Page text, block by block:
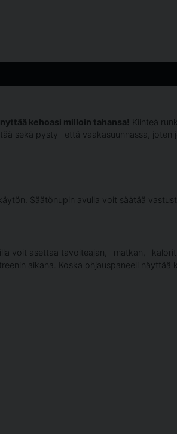
kehoasi milloin tahansa! Kiinteä
sekä pysty- että vaakasuunnassa, joten
Säätönupin avulla voit säätää
voit asettaa tavoiteajan, -matkan, -
aikana. Koska ohjauspaneeli näyttää